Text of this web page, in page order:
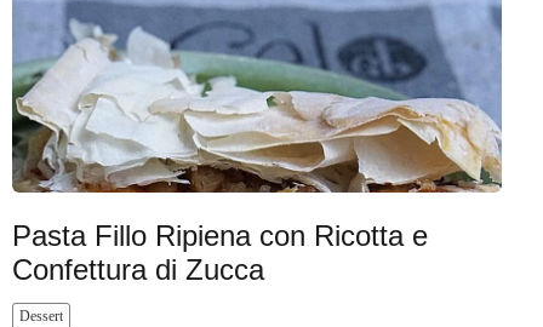
Pasta Fillo Ripiena con Ricotta e
Confettura di Zucca
Dessert